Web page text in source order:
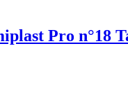
Pro n°18